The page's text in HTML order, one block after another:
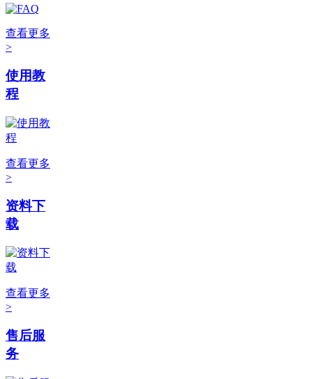
查看更多
>
使用教
程
查看更多
>
资料下
载
查看更多
>
售后服
务